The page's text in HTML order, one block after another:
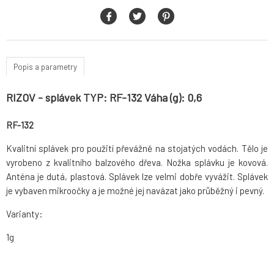
Popis a parametry
RIZOV - splávek TYP: RF-132 Váha (g): 0,6
RF-132
Kvalitní splávek pro použití převážně na stojatých vodách. Tělo je
vyrobeno z kvalitního balzového dřeva. Nožka splávku je kovová.
Anténa je dutá, plastová. Splávek lze velmi dobře vyvážit. Splávek
je vybaven mikroočky a je možné jej navázat jako průběžný i pevný.
Varianty:
1g